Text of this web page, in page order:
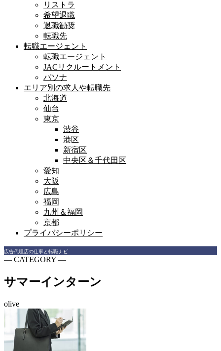
リストラ
希望退職
退職勧奨
転職先
転職エージェント
転職エージェント
JACリクルートメント
パソナ
エリア別の求人や転職先
北海道
仙台
東京
渋谷
港区
新宿区
中央区＆千代田区
愛知
大阪
広島
福岡
九州＆福岡
京都
プライバシーポリシー
広告代理店の仕事と転職ナビ
― CATEGORY ―
サマーインターン
olive